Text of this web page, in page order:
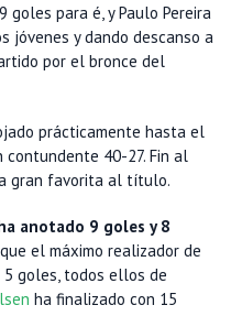
goles para é, y Paulo Pereira
jóvenes y dando descanso a
por el bronce del
prácticamente hasta el
40-27. Fin al
gran favorita al título.
anotado 9 goles y 8
que el máximo realizador de
goles, todos ellos de
ha finalizado con 15